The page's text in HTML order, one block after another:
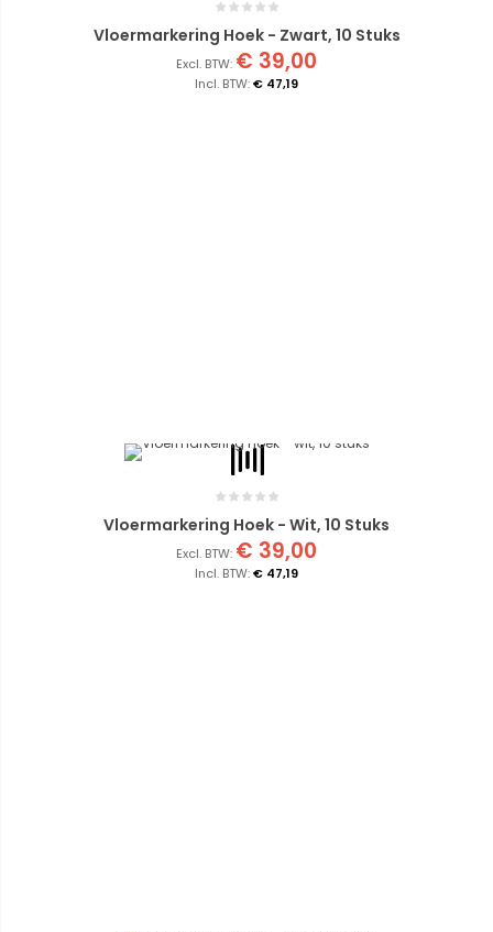
Vloermarkering Hoek - Zwart, 10 Stuks
€ 47,19
€ 39,00
Vloermarkering Hoek - Wit, 10 Stuks
€ 47,19
€ 39,00